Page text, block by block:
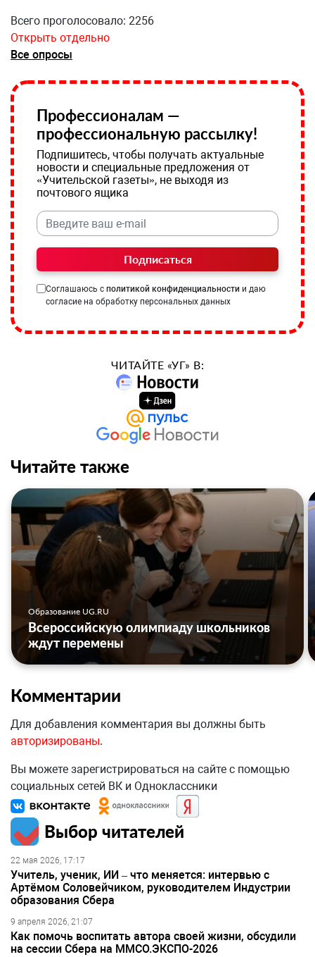
Всего проголосовало: 2256
Открыть отдельно
Все опросы
Профессионалам —
профессиональную рассылку!
Подпишитесь, чтобы получать актуальные
новости и специальные предложения от
«Учительской газеты», не выходя из
почтового ящика
Подписаться
Соглашаюсь с политикой конфиденциальности и даю
согласие на обработку персональных данных
ЧИТАЙТЕ «УГ» В:
Читайте также
Образование UG.RU
Всероссийскую олимпиаду школьников
ждут перемены
Комментарии
Для добавления комментария вы должны быть
авторизированы.
Вы можете зарегистрироваться на сайте с помощью
социальных сетей ВК и Одноклассники
Выбор читателей
22 мая 2026, 17:17
Учитель, ученик, ИИ – что меняется: интервью с
Артёмом Соловейчиком, руководителем Индустрии
образования Сбера
9 апреля 2026, 21:07
Как помочь воспитать автора своей жизни, обсудили
на сессии Сбера на ММСО.ЭКСПО-2026